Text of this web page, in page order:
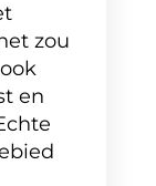
zou
en